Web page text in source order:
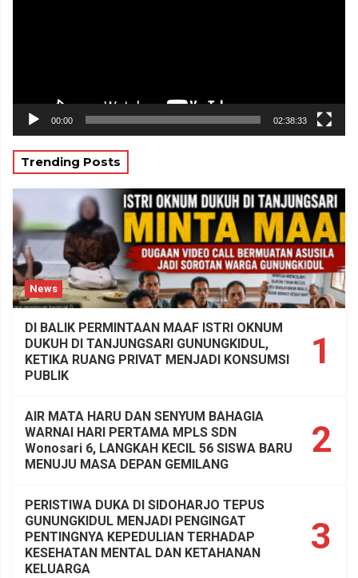
00:00 02:38:33
Trending Posts
News
1
DI BALIK PERMINTAAN MAAF ISTRI OKNUM
DUKUH DI TANJUNGSARI GUNUNGKIDUL,
KETIKA RUANG PRIVAT MENJADI KONSUMSI
PUBLIK
2
AIR MATA HARU DAN SENYUM BAHAGIA
WARNAI HARI PERTAMA MPLS SDN
Wonosari 6, LANGKAH KECIL 56 SISWA BARU
MENUJU MASA DEPAN GEMILANG
3
PERISTIWA DUKA DI SIDOHARJO TEPUS
GUNUNGKIDUL MENJADI PENGINGAT
PENTINGNYA KEPEDULIAN TERHADAP
KESEHATAN MENTAL DAN KETAHANAN
KELUARGA